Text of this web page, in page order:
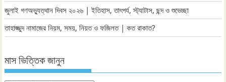
জুলাই গণঅভ্যুত্থান দিবস ২০২৬ | ইতিহাস, তাৎপর্য, স্ট্যাটাস, ছন্দ ও শুভেচ্ছা
তাহাজ্জুদ নামাজের নিয়ম, সময়, নিয়ত ও ফজিলত | কত রাকাত?
মাস ভিত্তিক জানুন